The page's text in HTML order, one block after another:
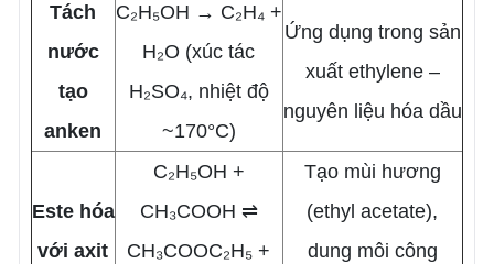
Tách
nước
tạo
anken
C₂H₅OH → C₂H₄ +
H₂O (xúc tác
H₂SO₄, nhiệt độ
~170°C)
Ứng dụng trong sản
xuất ethylene –
nguyên liệu hóa dầu
Este hóa
với axit
C₂H₅OH +
CH₃COOH ⇌
CH₃COOC₂H₅ +
Tạo mùi hương
(ethyl acetate),
dung môi công